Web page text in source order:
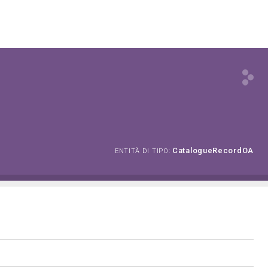
ENTITÀ DI TIPO: CatalogueRecordOA